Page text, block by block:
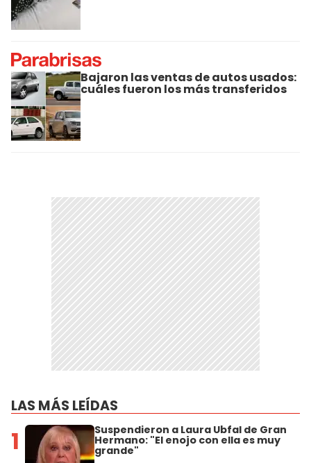
Bajaron las ventas de autos usados:
cuáles fueron los más transferidos
LAS MÁS LEÍDAS
1 Suspendieron a Laura Ubfal de Gran
Hermano: "El enojo con ella es muy
grande"